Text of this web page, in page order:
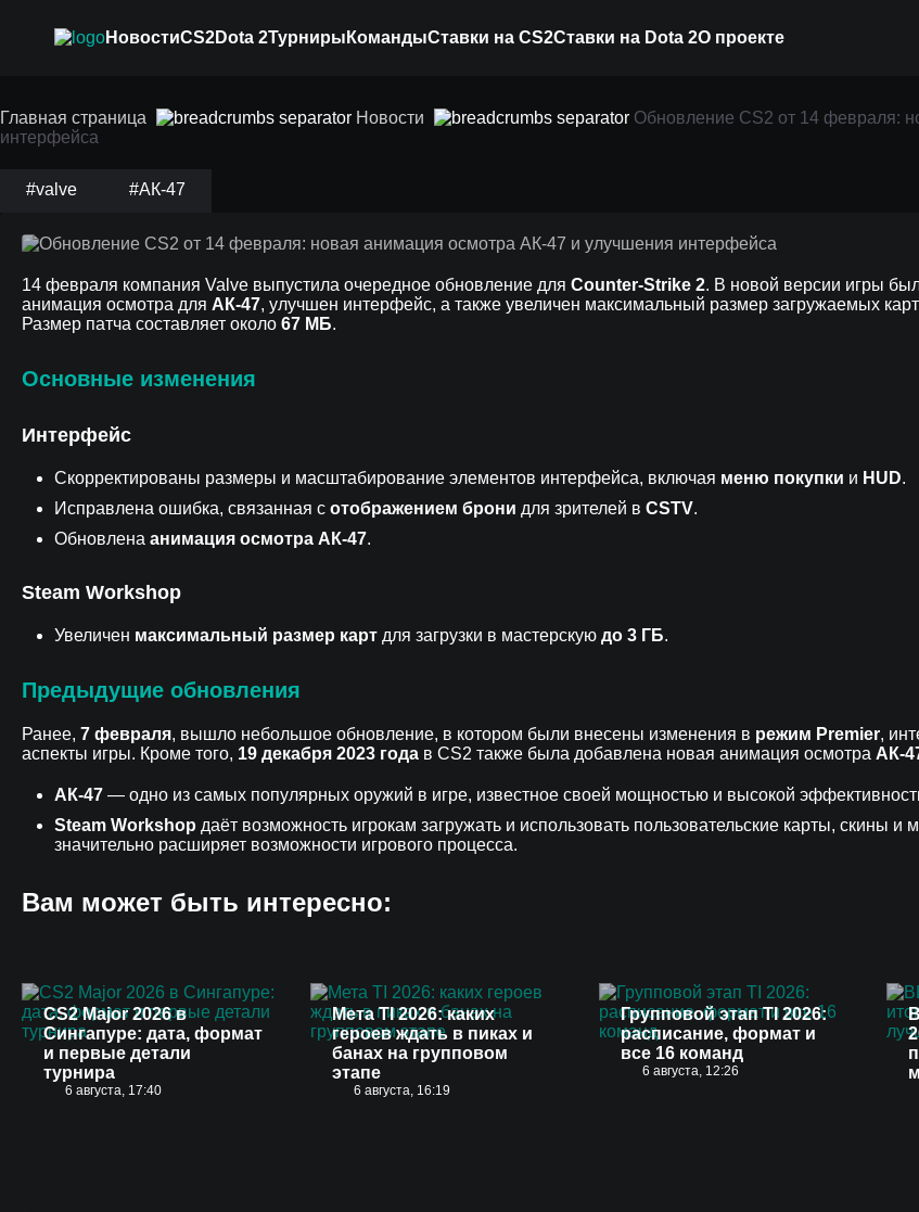
НовостиCS2Dota 2Турниры КомандыСтавки на CS2Ставки на Dota 2О проекте
Главная страница Новости
Обновление CS2 от 14 февраля:
интерфейса
#valve #АК-47
Обновление CS2 от 14 февраля: новая
осмотра АК-47 и улучшения интерфейса
14 февраля компания Valve выпустила очередное обновление для Counter-Strike 2. В новой версии игры
анимация осмотра для АК-47, улучшен интерфейс, а также увеличен максимальный размер загружаемых
Размер патча составляет около 67 МБ.
Основные изменения
Интерфейс
Скорректированы размеры и масштабирование элементов интерфейса, включая меню покупки и HUD.
Исправлена ошибка, связанная с отображением брони для зрителей в CSTV.
Обновлена анимация осмотра АК-47.
Steam Workshop
Увеличен максимальный размер карт для загрузки в мастерскую до 3 ГБ.
Предыдущие обновления
Ранее, 7 февраля, вышло небольшое обновление, в котором были внесены изменения в режим Premier,
аспекты игры. Кроме того, 19 декабря 2023 года в CS2 также была добавлена новая анимация осмотра АК-
АК-47 — одно из самых популярных оружий в игре, известное своей мощностью и высокой
Steam Workshop даёт возможность игрокам загружать и использовать пользовательские карты, скины и
значительно расширяет возможности игрового процесса.
Вам может быть интересно:
CS2 Major 2026 в
Сингапуре: дата, формат
и первые детали
турнира
6 августа, 17:40
Мета TI 2026: каких
героев ждать в пиках и
банах на групповом
этапе
6 августа, 16:19
Групповой этап TI 2026:
расписание, формат и
все 16 команд
6 августа, 12:26